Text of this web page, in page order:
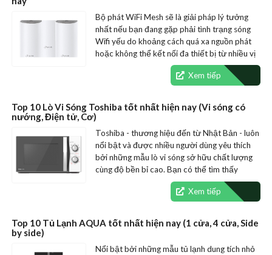
Bộ phát WiFi Mesh sẽ là giải pháp lý tưởng
nhất nếu bạn đang gặp phải tình trạng sóng
Wifi yếu do khoảng cách quá xa nguồn phát
hoặc không thể kết nối đa thiết bị từ nhiều vị
Xem tiếp
Top 10 Lò Vi Sóng Toshiba tốt nhất hiện nay (Vi sóng có
nướng, Điện tử, Cơ)
Toshiba - thương hiệu đến từ Nhật Bản - luôn
nổi bật và được nhiều người dùng yêu thích
bởi những mẫu lò vi sóng sở hữu chất lượng
cùng độ bền bỉ cao. Bạn có thể tìm thấy
Xem tiếp
Top 10 Tủ Lạnh AQUA tốt nhất hiện nay (1 cửa, 4 cửa, Side
by side)
Nổi bật bởi những mẫu tủ lạnh dung tích nhỏ